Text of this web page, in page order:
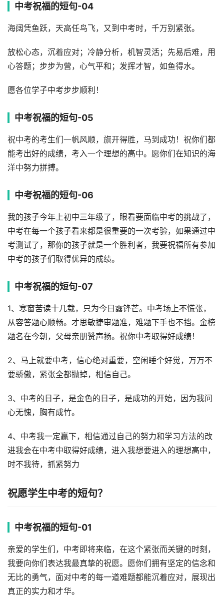
中考祝福的短句-04
海阔凭鱼跃，天高任鸟飞，又到中考时，千万别紧张。
放松心态，沉着应对；冷静分析，机智灵活；先易后难，用
心答题；步步为营，心气平和；发挥才智，如鱼得水。
愿各位学子中考步步顺利！
中考祝福的短句-05
祝中考的考生们一帆风顺，旗开得胜，马到成功！祝你们都
能考出好的成绩，考入一个理想的高中。愿你们在知识的海
洋中努力拼搏。
中考祝福的短句-06
我的孩子今年上初中三年级了，眼看要面临中考的挑战了，
中考在每一个孩子看来都是很重要的一次考验，如果通过中
考测试了，那你的孩子就是一个胜利者，我要祝福所有参加
中考的孩子们取得优异的成绩。
中考祝福的短句-07
1、寒窗苦读十几载，只为今日露锋芒。中考场上不慌张，
从容答题心顺畅。才思敏捷审题准，难题下手也不挡。金榜
题名在今朝，父母亲朋赞声扬。祝你中考取得好成绩！
2、马上就要中考，信心绝对重要，空闲睡个好觉，万万不
要骄傲，紧张全都抛掉，相信自己。
3、中考的日子，是金色的日子，是成功的开始，因为我问
心无愧，胸有成竹。
4、中考我一定赢下，相信通过自己的努力和学习方法的改
进我会在中考中取得好成绩，进入我想要进入的理想高中，
时不我待，抓紧努力
祝愿学生中考的短句？
中考祝福的短句-01
亲爱的学生们，中考即将来临，在这个紧张而关键的时刻，
我要向你们表达我最真挚的祝愿。愿你们拥有坚定的信念和
无比的勇气，面对中考的每一道难题都能沉着应对，展现出
真正的实力和才华。